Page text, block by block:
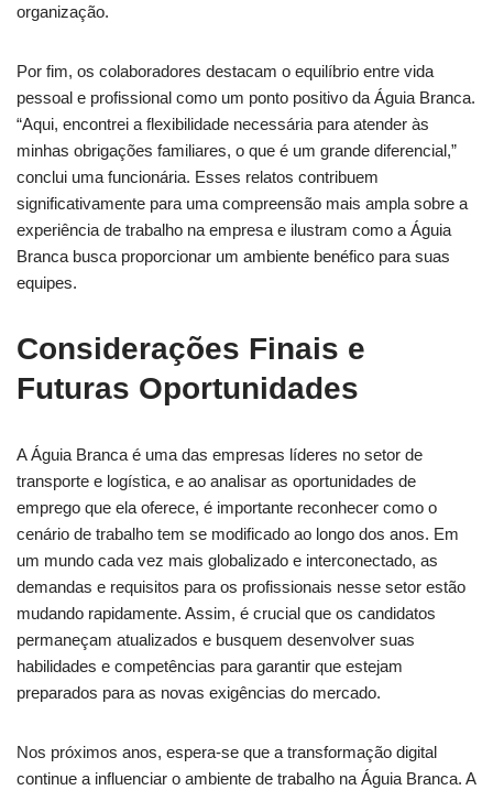
organização.
Por fim, os colaboradores destacam o equilíbrio entre vida
pessoal e profissional como um ponto positivo da Águia Branca.
“Aqui, encontrei a flexibilidade necessária para atender às
minhas obrigações familiares, o que é um grande diferencial,”
conclui uma funcionária. Esses relatos contribuem
significativamente para uma compreensão mais ampla sobre a
experiência de trabalho na empresa e ilustram como a Águia
Branca busca proporcionar um ambiente benéfico para suas
equipes.
Considerações Finais e
Futuras Oportunidades
A Águia Branca é uma das empresas líderes no setor de
transporte e logística, e ao analisar as oportunidades de
emprego que ela oferece, é importante reconhecer como o
cenário de trabalho tem se modificado ao longo dos anos. Em
um mundo cada vez mais globalizado e interconectado, as
demandas e requisitos para os profissionais nesse setor estão
mudando rapidamente. Assim, é crucial que os candidatos
permaneçam atualizados e busquem desenvolver suas
habilidades e competências para garantir que estejam
preparados para as novas exigências do mercado.
Nos próximos anos, espera-se que a transformação digital
continue a influenciar o ambiente de trabalho na Águia Branca. A